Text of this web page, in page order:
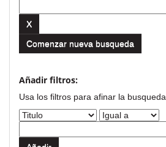
Comenzar nueva busqueda
Añadir filtros:
Usa los filtros para afinar la busqueda.